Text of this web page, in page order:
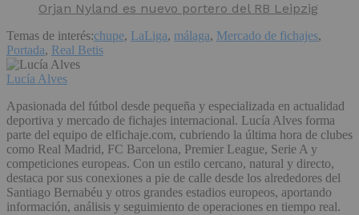
Orjan Nyland es nuevo portero del RB Leipzig
Temas de interés:chupe, LaLiga, málaga, Mercado de fichajes,
Portada, Real Betis
Lucía Alves
Apasionada del fútbol desde pequeña y especializada en actualidad
deportiva y mercado de fichajes internacional. Lucía Alves forma
parte del equipo de elfichaje.com, cubriendo la última hora de clubes
como Real Madrid, FC Barcelona, Premier League, Serie A y
competiciones europeas. Con un estilo cercano, natural y directo,
destaca por sus conexiones a pie de calle desde los alrededores del
Santiago Bernabéu y otros grandes estadios europeos, aportando
información, análisis y seguimiento de operaciones en tiempo real.